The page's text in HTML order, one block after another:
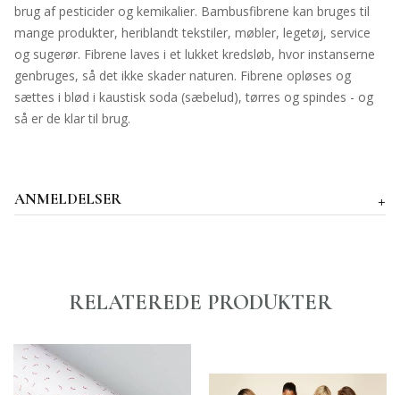
brug af pesticider og kemikalier. Bambusfibrene kan bruges til
mange produkter, heriblandt tekstiler, møbler, legetøj, service
og sugerør. Fibrene laves i et lukket kredsløb, hvor instanserne
genbruges, så det ikke skader naturen. Fibrene opløses og
sættes i blød i kaustisk soda (sæbelud), tørres og spindes - og
så er de klar til brug.
ANMELDELSER
RELATEREDE PRODUKTER